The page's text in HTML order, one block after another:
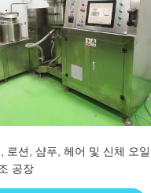
로션, 샴푸, 헤어 및 신체 오일,
공장